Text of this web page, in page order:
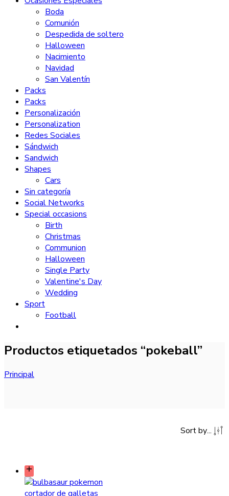
Boda
Comunión
Despedida de soltero
Halloween
Nacimiento
Navidad
San Valentín
Packs
Packs
Personalización
Personalization
Redes Sociales
Sándwich
Sandwich
Shapes
Cars
Sin categoría
Social Networks
Special occasions
Birth
Christmas
Communion
Halloween
Single Party
Valentine's Day
Wedding
Sport
Football
Productos etiquetados “pokeball”
Principal
Sort by...